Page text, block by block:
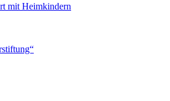
mit Heimkindern